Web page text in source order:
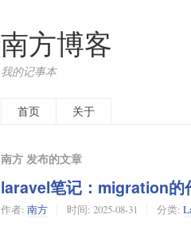
南方博客
我的记事本
首页
关于
南方 发布的文章
laravel笔记：migration的
作者: 南方 时间: 2025-08-31 分类: